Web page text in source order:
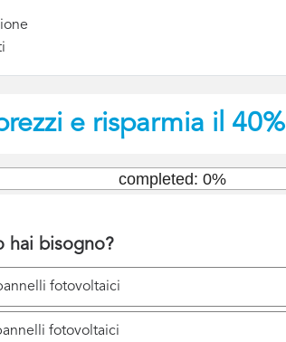
e risparmia il 40%
hai bisogno?
fotovoltaici
fotovoltaici
completed: 0%